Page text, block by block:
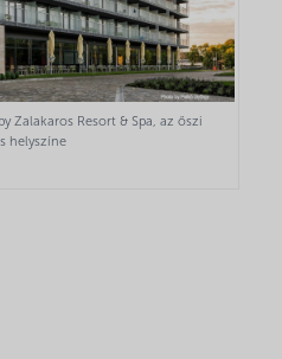
Resort & Spa, az őszi
helyszíne